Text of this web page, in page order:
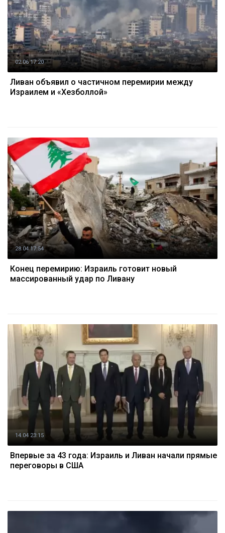
02.06 17:20
Ливан объявил о частичном перемирии между
Израилем и «Хезболлой»
28.04 17:54
Конец перемирию: Израиль готовит новый
массированный удар по Ливану
14.04 23:15
Впервые за 43 года: Израиль и Ливан начали прямые
переговоры в США